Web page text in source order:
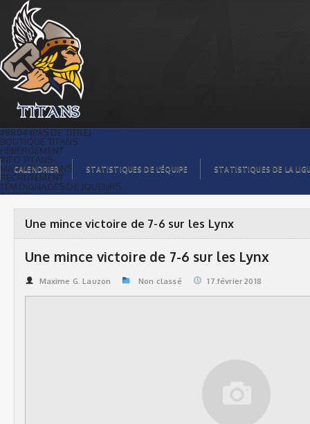
Une mince victoire de 7-6 sur les Lynx |
Titans de témiscaming
#8804 (PAS DE TITRE)
BOUTIQUE TITANS
HÉBERGEMENT
INFO TITANS
MAGASIN TITANS
RECRUTEMENT
TÉMOIGNAGES DE JOUEURS
ACCUEIL
GALERIE PHOTOS
STATISTIQUES
ORGANISATION
CALENDRIER
COMMANDITAIRES
STATISTIQUES DE LA LIGUE
CALENDRIER STATISTIQUES DE L’ÉQUIPE STATISTIQUES DE LA
Une mince victoire de 7-6 sur les Lynx
Une mince victoire de 7-6 sur les Lynx
Maxime G. Lauzon Non classé 17.février 2018